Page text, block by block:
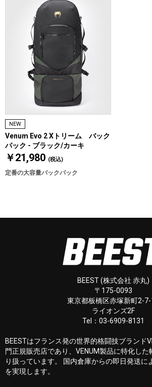
NEW
Venum Evo 2 Xトリーム バック
パック - ブラック/カーキ
￥21,980 (税込)
定番の大容量バックパック
BEEST (株式会社 赤丸)
〒175-0093
東京都板橋区赤塚新町2-
ライオンズ2F
Tel：03-6909-8131
BEESTはフランス発の世界的格闘技ブランド
門正規販売店であり、VENUM製品に特化し
り扱っています。 国内倉庫からの即日発送に
を実現します。